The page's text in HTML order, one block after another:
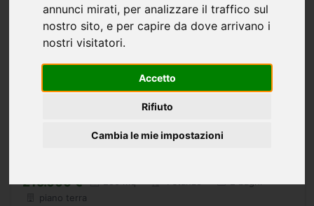
annunci mirati, per analizzare il traffico sul
nostro sito, e per capire da dove arrivano i
nostri visitatori.
Accetto
Rifiuto
Cambia le mie impostazioni
Casa/Villa rustico/casale/masseria in
215.000 € 250 mq 4 stanze
2 bagni
piano terra